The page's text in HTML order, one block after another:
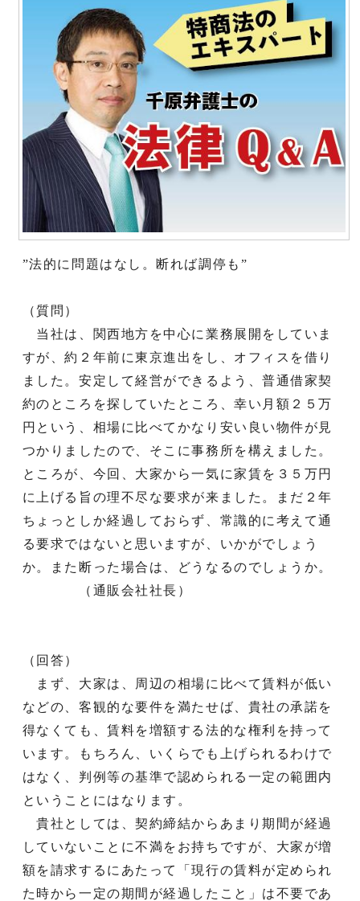
”法的に問題はなし。断れば調停も”
（質問）
当社は、関西地方を中心に業務展開をしていま
すが、約２年前に東京進出をし、オフィスを借り
ました。安定して経営ができるよう、普通借家契
約のところを探していたところ、幸い月額２５万
円という、相場に比べてかなり安い良い物件が見
つかりましたので、そこに事務所を構えました。
ところが、今回、大家から一気に家賃を３５万円
に上げる旨の理不尽な要求が来ました。まだ２年
ちょっとしか経過しておらず、常識的に考えて通
る要求ではないと思いますが、いかがでしょう
か。また断った場合は、どうなるのでしょうか。
（通販会社社長）
（回答）
まず、大家は、周辺の相場に比べて賃料が低い
などの、客観的な要件を満たせば、貴社の承諾を
得なくても、賃料を増額する法的な権利を持って
います。もちろん、いくらでも上げられるわけで
はなく、判例等の基準で認められる一定の範囲内
ということにはなります。
貴社としては、契約締結からあまり期間が経過
していないことに不満をお持ちですが、大家が増
額を請求するにあたって「現行の賃料が定められ
た時から一定の期間が経過したこと」は不要であ